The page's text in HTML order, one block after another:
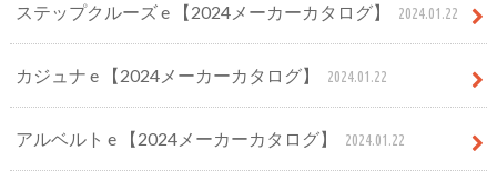
ステップクルーズ e 【2024メーカーカタログ】 2024.01.22
カジュナ e 【2024メーカーカタログ】 2024.01.22
アルベルト e 【2024メーカーカタログ】 2024.01.22